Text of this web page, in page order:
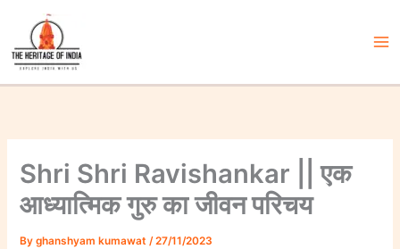
content
Shri Shri Ravishankar || एक
आध्यात्मिक गुरु का जीवन परिचय
Byghanshyam kumawat/27/11/2023